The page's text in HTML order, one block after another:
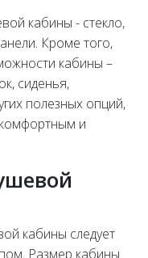
кабины - стекло,
Кроме того,
кабины –
сиденья,
полезных опций,
и
кабины следует
Размер кабины